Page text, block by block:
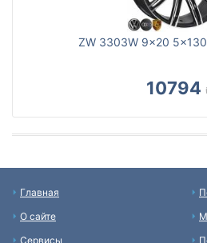
ZW 3303W 9x20 5x130
10794
Главная
О сайте
Сервисы